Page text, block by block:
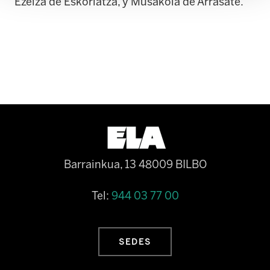
Barrainkua, 13 48009 BILBO
Tel: 944 03 77 00
SEDES